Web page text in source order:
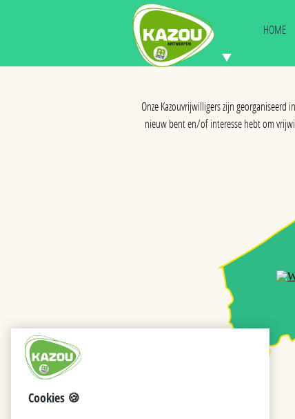
HOME
Onze Kazouvrijwilligers zijn
nieuw bent en/of interesse hebt om
Cookies 🍪